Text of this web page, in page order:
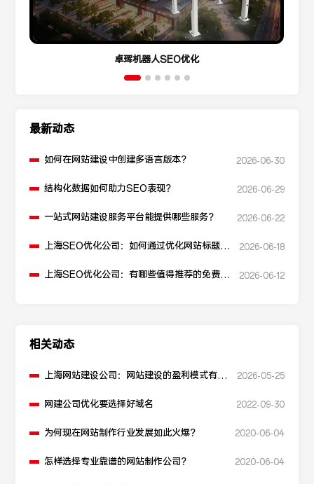
卓珲机器人SEO优化
最新动态
如何在网站建设中创建多语言版本？ 2026-06-30
结构化数据如何助力SEO表现？ 2026-06-29
一站式网站建设服务平台能提供哪些服务？ 2026-06-22
上海SEO优化公司：如何通过优化网站标题提
2026-06-18
上海SEO优化公司：有哪些值得推荐的免费
2026-06-12
相关动态
上海网站建设公司：网站建设的盈利模式有哪
2026-05-25
网建公司优化要选择好域名 2022-09-30
为何现在网站制作行业发展如此火爆？ 2020-06-04
怎样选择专业靠谱的网站制作公司？ 2020-06-04